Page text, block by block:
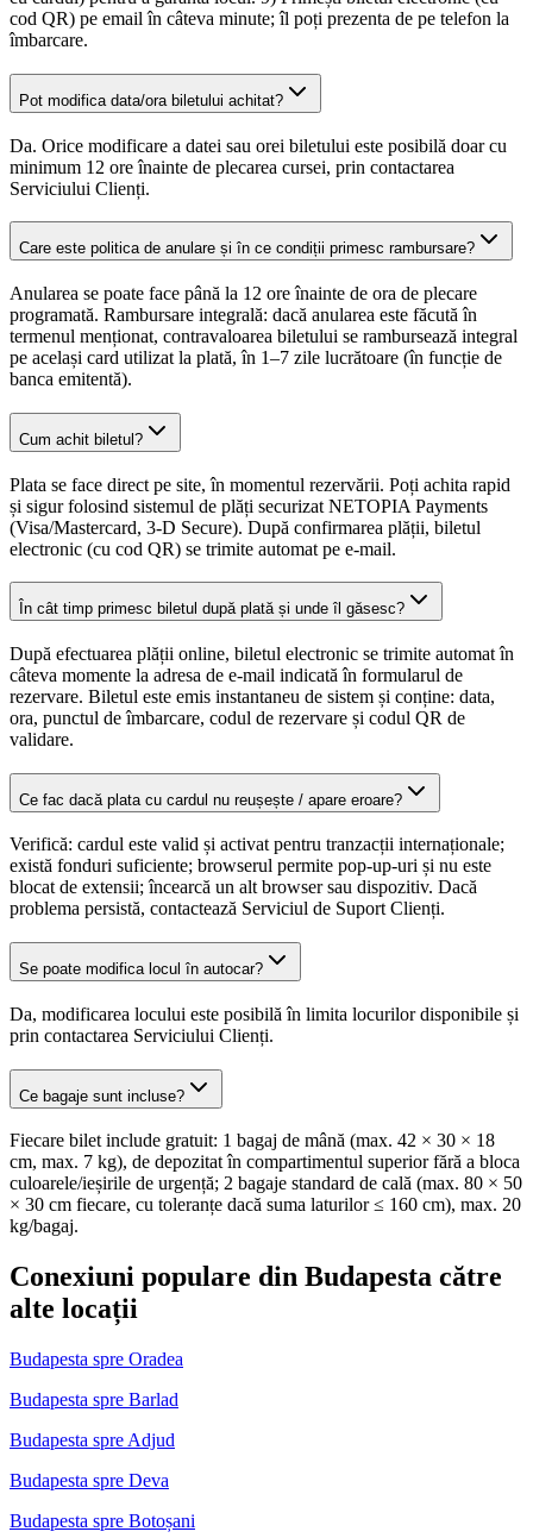
cod QR) pe email în câteva minute; îl poți prezenta de pe telefon la
îmbarcare.
Pot modifica data/ora biletului achitat?
Da. Orice modificare a datei sau orei biletului este posibilă doar cu
minimum 12 ore înainte de plecarea cursei, prin contactarea
Serviciului Clienți.
Care este politica de anulare și în ce condiții primesc rambursare?
Anularea se poate face până la 12 ore înainte de ora de plecare
programată. Rambursare integrală: dacă anularea este făcută în
termenul menționat, contravaloarea biletului se rambursează integral
pe același card utilizat la plată, în 1–7 zile lucrătoare (în funcție de
banca emitentă).
Cum achit biletul?
Plata se face direct pe site, în momentul rezervării. Poți achita rapid
și sigur folosind sistemul de plăți securizat NETOPIA Payments
(Visa/Mastercard, 3-D Secure). După confirmarea plății, biletul
electronic (cu cod QR) se trimite automat pe e-mail.
În cât timp primesc biletul după plată și unde îl găsesc?
După efectuarea plății online, biletul electronic se trimite automat în
câteva momente la adresa de e-mail indicată în formularul de
rezervare. Biletul este emis instantaneu de sistem și conține: data,
ora, punctul de îmbarcare, codul de rezervare și codul QR de
validare.
Ce fac dacă plata cu cardul nu reușește / apare eroare?
Verifică: cardul este valid și activat pentru tranzacții internaționale;
există fonduri suficiente; browserul permite pop-up-uri și nu este
blocat de extensii; încearcă un alt browser sau dispozitiv. Dacă
problema persistă, contactează Serviciul de Suport Clienți.
Se poate modifica locul în autocar?
Da, modificarea locului este posibilă în limita locurilor disponibile și
prin contactarea Serviciului Clienți.
Ce bagaje sunt incluse?
Fiecare bilet include gratuit: 1 bagaj de mână (max. 42 × 30 × 18
cm, max. 7 kg), de depozitat în compartimentul superior fără a bloca
culoarele/ieșirile de urgență; 2 bagaje standard de cală (max. 80 × 50
× 30 cm fiecare, cu toleranțe dacă suma laturilor ≤ 160 cm), max. 20
kg/bagaj.
Conexiuni populare din Budapesta către
alte locații
Budapesta spre Oradea
Budapesta spre Barlad
Budapesta spre Adjud
Budapesta spre Deva
Budapesta spre Botoșani